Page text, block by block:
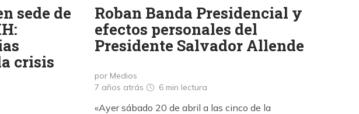
sede de
crisis
Roban Banda Presidencial y
efectos personales del
Presidente Salvador Allende
por Medios
7 años atrás
6 min lectura
«Ayer sábado 20 de abril a las cinco de la